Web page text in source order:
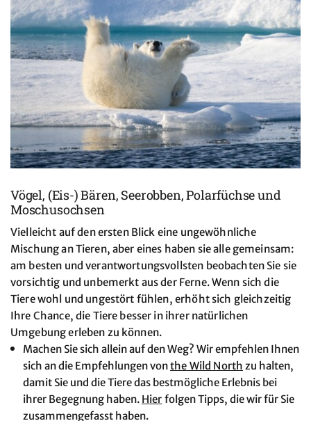
Vögel, (Eis-) Bären, Seerobben, Polarfüchse und
Moschusochsen
Vielleicht auf den ersten Blick eine ungewöhnliche
Mischung an Tieren, aber eines haben sie alle gemeinsam:
am besten und verantwortungsvollsten beobachten Sie sie
vorsichtig und unbemerkt aus der Ferne. Wenn sich die
Tiere wohl und ungestört fühlen, erhöht sich gleichzeitig
Ihre Chance, die Tiere besser in ihrer natürlichen
Umgebung erleben zu können.
Machen Sie sich allein auf den Weg? Wir empfehlen Ihnen
sich an die Empfehlungen vonthe Wild North zu halten,
damit Sie und die Tiere das bestmögliche Erlebnis bei
ihrer Begegnung haben. Hier folgen Tipps, die wir für Sie
zusammengefasst haben.